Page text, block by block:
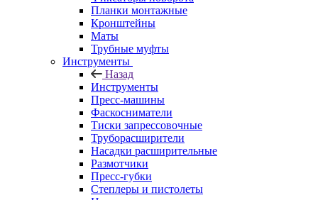
Планки монтажные
Кронштейны
Маты
Трубные муфты
Инструменты
Назад
Инструменты
Пресс-машины
Фаскосниматели
Тиски запрессовочные
Труборасширители
Насадки расширительные
Размотчики
Пресс-губки
Степлеры и пистолеты